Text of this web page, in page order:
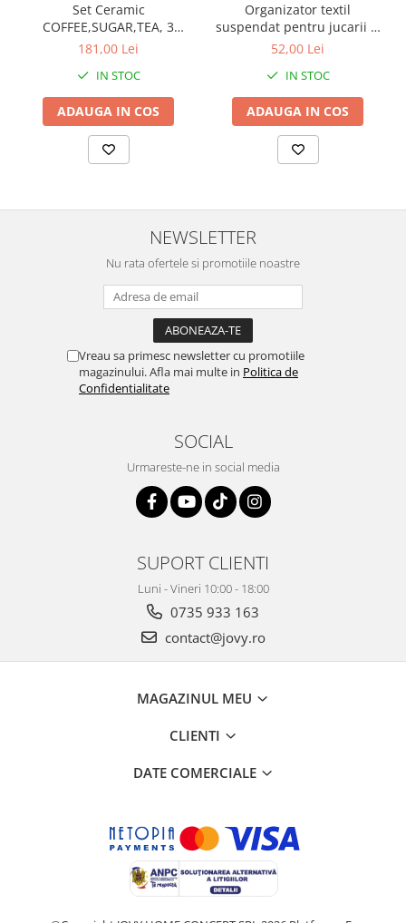
Set Ceramic
COFFEE,SUGAR,TEA, 3
recipiente
181,00 Lei
IN STOC
ADAUGA IN COS
Organizator textil
suspendat pentru jucarii si
depozitare, Animals,
52,00 Lei
IN STOC
ADAUGA IN COS
NEWSLETTER
Nu rata ofertele si promotiile noastre
Vreau sa primesc newsletter cu promotiile
magazinului. Afla mai multe in Politica de
Confidentialitate
SOCIAL
Urmareste-ne in social media
SUPORT CLIENTI
Luni - Vineri 10:00 - 18:00
0735 933 163
contact@jovy.ro
MAGAZINUL MEU
CLIENTI
DATE COMERCIALE